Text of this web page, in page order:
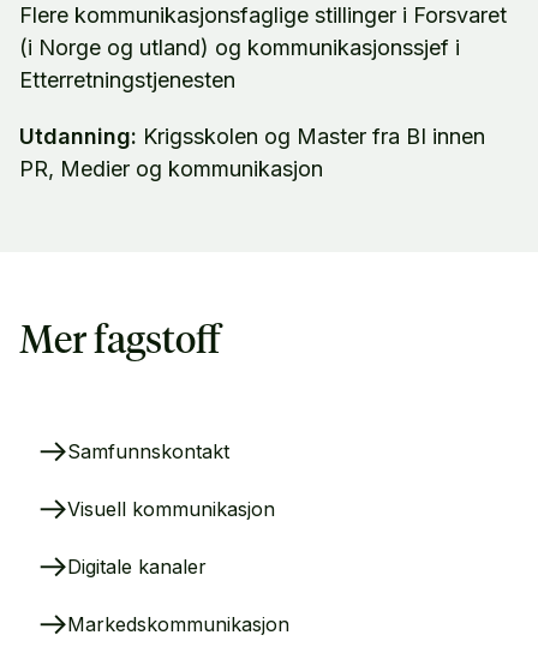
Flere kommunikasjonsfaglige stillinger i Forsvaret
(i Norge og utland) og kommunikasjonssjef i
Etterretningstjenesten
Utdanning: Krigsskolen og Master fra BI innen
PR, Medier og kommunikasjon
Mer fagstoff
Samfunnskontakt
Visuell kommunikasjon
Digitale kanaler
Markedskommunikasjon